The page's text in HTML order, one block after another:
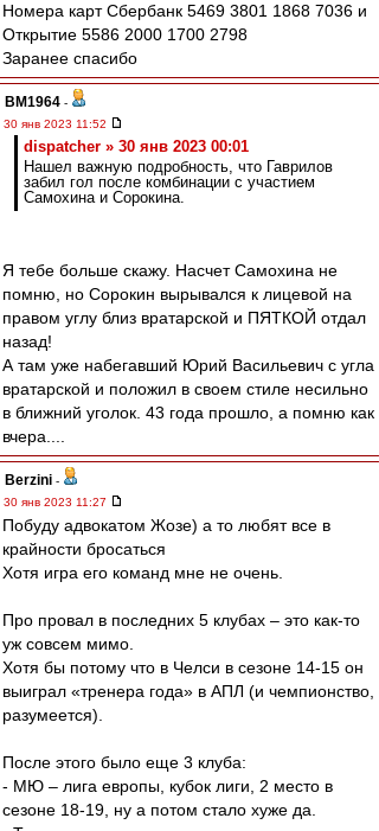
Номера карт Сбербанк 5469 3801 1868 7036 и
Открытие 5586 2000 1700 2798
Заранее спасибо
BM1964 -
30 янв 2023 11:52
dispatcher » 30 янв 2023 00:01
Нашел важную подробность, что Гаврилов
забил гол после комбинации с участием
Самохина и Сорокина.
Я тебе больше скажу. Насчет Самохина не
помню, но Сорокин вырывался к лицевой на
правом углу близ вратарской и ПЯТКОЙ отдал
назад!
А там уже набегавший Юрий Васильевич с угла
вратарской и положил в своем стиле несильно
в ближний уголок. 43 года прошло, а помню как
вчера....
Berzini -
30 янв 2023 11:27
Побуду адвокатом Жозе) а то любят все в
крайности бросаться
Хотя игра его команд мне не очень.
Про провал в последних 5 клубах – это как-то
уж совсем мимо.
Хотя бы потому что в Челси в сезоне 14-15 он
выиграл «тренера года» в АПЛ (и чемпионство,
разумеется).
После этого было еще 3 клуба:
- МЮ – лига европы, кубок лиги, 2 место в
сезоне 18-19, ну а потом стало хуже да.